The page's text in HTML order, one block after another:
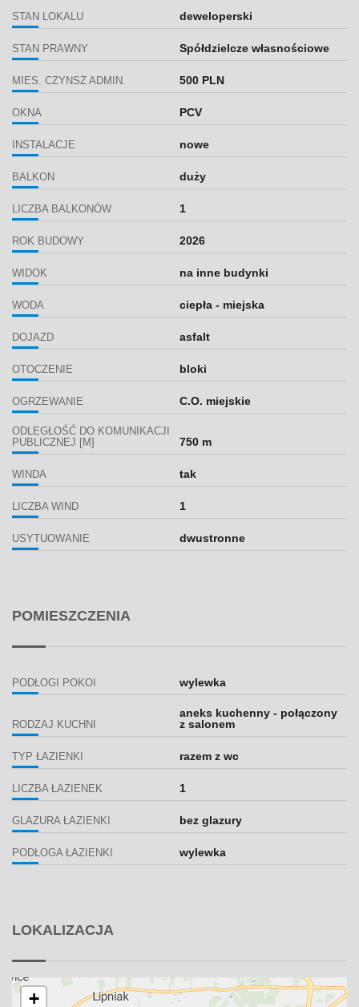
STAN LOKALU deweloperski
STAN PRAWNY Spółdzielcze własnościowe
MIES. CZYNSZ ADMIN. 500 PLN
OKNA PCV
INSTALACJE nowe
BALKON duży
LICZBA BALKONÓW 1
ROK BUDOWY 2026
WIDOK na inne budynki
WODA ciepła - miejska
DOJAZD asfalt
OTOCZENIE bloki
OGRZEWANIE C.O. miejskie
ODLEGŁOŚĆ DO KOMUNIKACJI
PUBLICZNEJ [M]
750 m
WINDA tak
LICZBA WIND 1
USYTUOWANIE dwustronne
POMIESZCZENIA
PODŁOGI POKOI wylewka
RODZAJ KUCHNI
aneks kuchenny - połączony
z salonem
TYP ŁAZIENKI razem z wc
LICZBA ŁAZIENEK 1
GLAZURA ŁAZIENKI bez glazury
PODŁOGA ŁAZIENKI wylewka
LOKALIZACJA
+